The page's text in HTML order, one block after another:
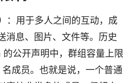
：用于多人之间的互动，成
消息、图片、文件等。历史
的公开声明中，群组容量上限
成员。也就是说，一个普通